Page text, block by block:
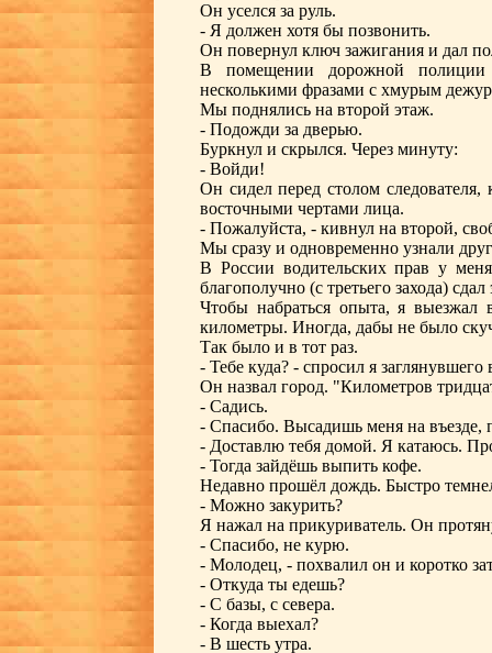
Он уселся за руль.
- Я должен хотя бы позвонить.
Он повернул ключ зажигания и дал
В помещении дорожной полиции
несколькими фразами с хмурым
Мы поднялись на второй этаж.
- Подожди за дверью.
Буркнул и скрылся. Через минуту:
- Войди!
Он сидел перед столом
восточными чертами лица.
- Пожалуйста, - кивнул на второй,
Мы сразу и одновременно узнали
В России водительских прав у
благополучно (с третьего захода)
Чтобы набраться опыта, я выезжал
километры. Иногда, дабы не было
Так было и в тот раз.
- Тебе куда? - спросил я
Он назвал город. "Километров
- Садись.
- Спасибо. Высадишь меня на въезде,
- Доставлю тебя домой. Я катаюсь.
- Тогда зайдёшь выпить кофе.
Недавно прошёл дождь. Быстро
- Можно закурить?
Я нажал на прикуриватель. Он
- Спасибо, не курю.
- Молодец, - похвалил он и коротко
- Откуда ты едешь?
- С базы, с севера.
- Когда выехал?
- В шесть утра.